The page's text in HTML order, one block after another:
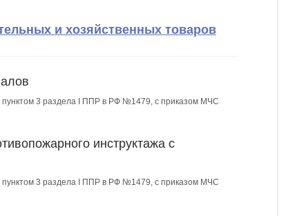
и хозяйственных товаров
пунктом 3 раздела I ППР в РФ №1479, с приказом МЧС
инструктажа с
пунктом 3 раздела I ППР в РФ №1479, с приказом МЧС